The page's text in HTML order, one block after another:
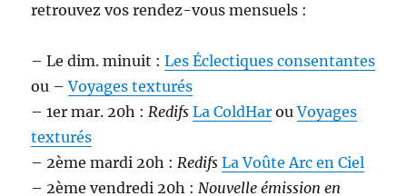
retrouvez vos rendez-vous mensuels :
– Le dim. minuit :Les Éclectiques consentantes
ou –Voyages texturés
– 1er mar. 20h :Redifs La ColdHar ouVoyages
texturés
– 2ème mardi 20h :Redifs La Voûte Arc en Ciel
– 2ème vendredi 20h :Nouvelle émission en